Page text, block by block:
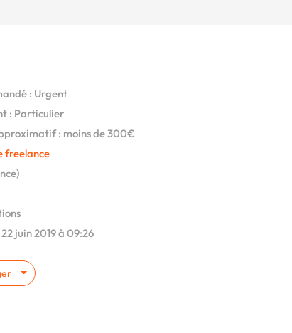
: Urgent
: Particulier
: moins de 300€
freelance
juin 2019 à 09:26